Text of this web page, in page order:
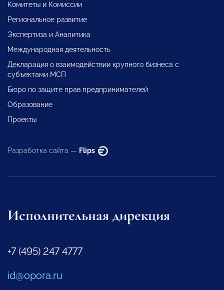
Комитеты и Комиссии
Региональное развитие
Экспертиза и Аналитика
Международная деятельность
Декларация о взаимодействии крупного бизнеса с
субъектами МСП
Бюро по защите прав предпринимателей
Образование
Проекты
Разработка сайта — Flips
Исполнительная дирекция
+7 (495) 247 4777
id@opora.ru